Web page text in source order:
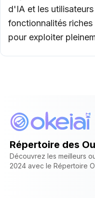
d'IA et les
fonctionnalités
pour exploiter
Répertoire des
Découvrez les meilleurs
2024 avec le Répertoire